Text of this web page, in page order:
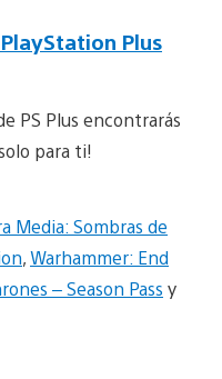
Plus
PS Plus encontrarás
para ti!
Media: Sombras de
,Warhammer: End
– Season Pass y